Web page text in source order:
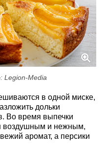
Media
в одной миске,
дольки
Во время выпечки
воздушным и нежным,
аромат, а персики